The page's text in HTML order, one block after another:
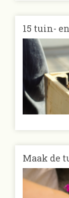
15 tuin-
Maak de